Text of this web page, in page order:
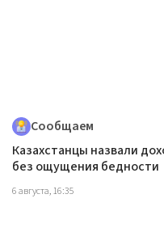
Сообщаем
Казахстанцы назвали
без ощущения бедности
6 августа, 16:35